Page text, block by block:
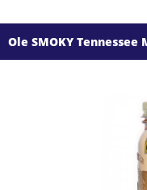
Ole SMOKY Tennessee